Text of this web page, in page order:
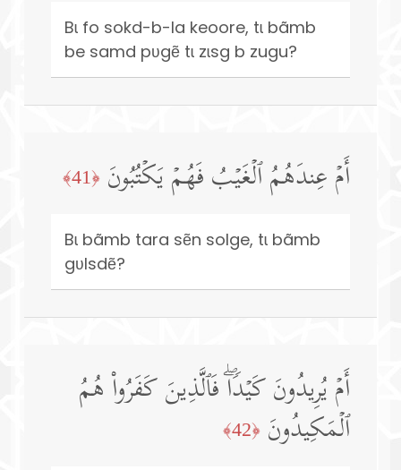
Bɩ fo sokd-b-la keoore, tɩ bãmb
be samd pʋgẽ tɩ zɩsg b zugu?
أَمۡ عِندَهُمُ ٱلۡغَیۡبُ فَهُمۡ یَكۡتُبُونَ ﴿41﴾
Bɩ bãmb tara sẽn solge, tɩ bãmb
gʋlsdẽ?
أَمۡ یُرِیدُونَ كَیۡدࣰاۖ فَٱلَّذِینَ كَفَرُوا۟ هُمُ
ٱلۡمَكِیدُونَ ﴿42﴾